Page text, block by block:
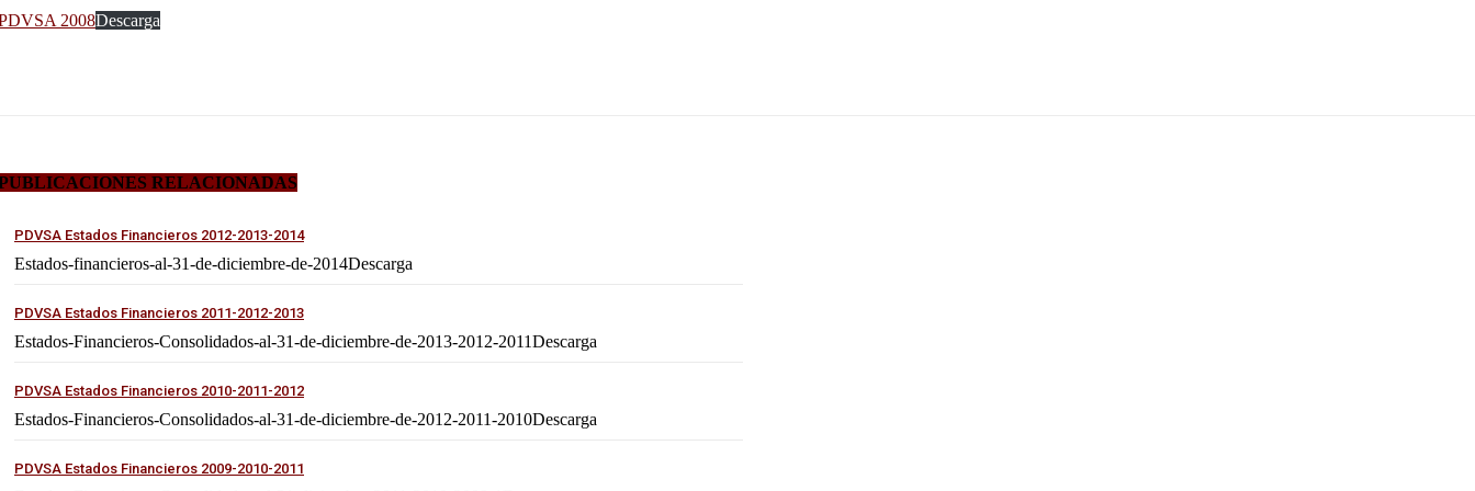
2008Descarga
RELACIONADAS
PDVSA Estados Financieros 2012-2013-2014
Estados-financieros-al-31-de-diciembre-de-2014Descarga
PDVSA Estados Financieros 2011-2012-2013
Estados-Financieros-Consolidados-al-31-de-diciembre-de-2013-2012-2011Descarga
PDVSA Estados Financieros 2010-2011-2012
Estados-Financieros-Consolidados-al-31-de-diciembre-de-2012-2011-2010Descarga
PDVSA Estados Financieros 2009-2010-2011